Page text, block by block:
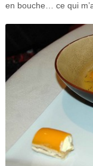
en bouche… ce qui